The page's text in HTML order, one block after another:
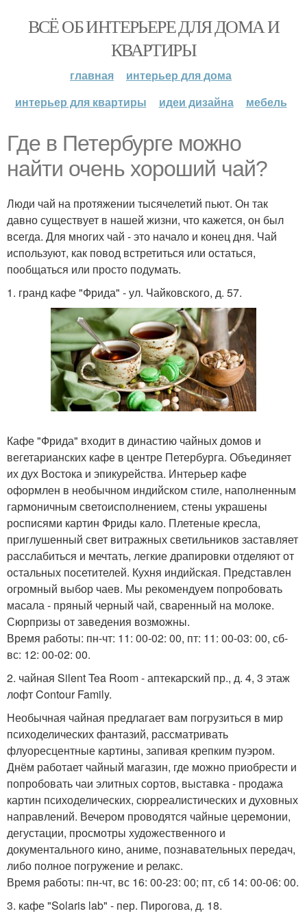
ВСЁ ОБ ИНТЕРЬЕРЕ ДЛЯ ДОМА И
КВАРТИРЫ
главная
интерьер для дома
интерьер для квартиры
идеи дизайна мебель
Где в Петербурге можно
найти очень хороший чай?
Люди чай на протяжении тысячелетий пьют. Он так
давно существует в нашей жизни, что кажется, он был
всегда. Для многих чай - это начало и конец дня. Чай
используют, как повод встретиться или остаться,
пообщаться или просто подумать.
1. гранд кафе "Фрида" - ул. Чайковского, д. 57.
Кафе "Фрида" входит в династию чайных домов и
вегетарианских кафе в центре Петербурга. Объединяет
их дух Востока и эпикурейства. Интерьер кафе
оформлен в необычном индийском стиле, наполненным
гармоничным светоисполнением, стены украшены
росписями картин Фриды кало. Плетеные кресла,
приглушенный свет витражных светильников заставляет
расслабиться и мечтать, легкие драпировки отделяют от
остальных посетителей. Кухня индийская. Представлен
огромный выбор чаев. Мы рекомендуем попробовать
масала - пряный черный чай, сваренный на молоке.
Сюрпризы от заведения возможны.
Время работы: пн-чт: 11: 00-02: 00, пт: 11: 00-03: 00, сб-
вс: 12: 00-02: 00.
2. чайная Silent Tea Room - аптекарский пр., д. 4, 3 этаж
лофт Contour Family.
Необычная чайная предлагает вам погрузиться в мир
психоделических фантазий, рассматривать
флуоресцентные картины, запивая крепким пуэром.
Днём работает чайный магазин, где можно приобрести и
попробовать чаи элитных сортов, выставка - продажа
картин психоделических, сюрреалистических и духовных
направлений. Вечером проводятся чайные церемонии,
дегустации, просмотры художественного и
документального кино, аниме, познавательных передач,
либо полное погружение и релакс.
Время работы: пн-чт, вс 16: 00-23: 00; пт, сб 14: 00-06: 00.
3. кафе "Solaris lab" - пер. Пирогова, д. 18.